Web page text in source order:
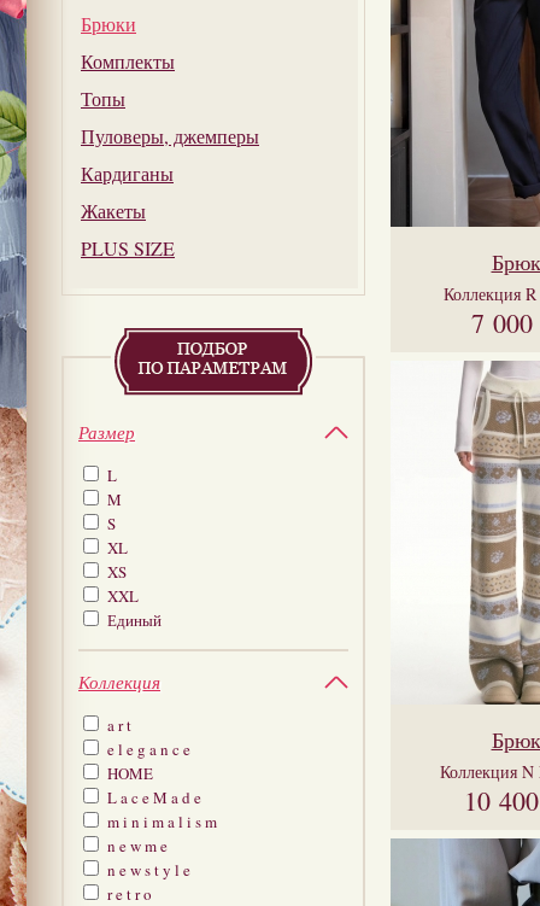
Брюки
Комплекты
Топы
Пуловеры, джемперы
Кардиганы
Жакеты
PLUS SIZE
Размер
L
M
S
XL
XS
XXL
Единый
Коллекция
a r t
e l e g a n c e
HOME
L a c e M a d e
m i n i m a l i s m
n e w m e
n e w s t y l e
r e t r o
Коллекция
7 000
Коллекция N
10